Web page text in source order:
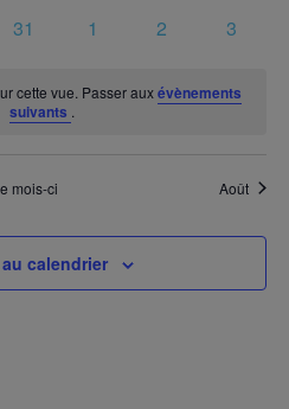
0
31
0
1
0
2
0
3
cette vue. Passer auxévènements
suivants .
mois-ci Août
calendrier